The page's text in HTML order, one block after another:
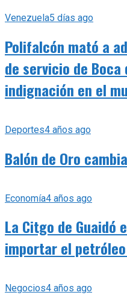
Venezuela5 días ago
Polifalcón mató a
de servicio de
indignación en el
Deportes4 años ago
Balón de Oro
Economía4 años ago
La Citgo de Guaidó
importar el
Negocios4 años ago